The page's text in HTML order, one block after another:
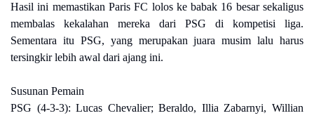
Hasil ini memastikan Paris FC lolos ke babak 16 besar sekaligus
membalas kekalahan mereka dari PSG di kompetisi liga.
Sementara itu PSG, yang merupakan juara musim lalu harus
tersingkir lebih awal dari ajang ini.
Susunan Pemain
PSG (4-3-3): Lucas Chevalier; Beraldo, Illia Zabarnyi, Willian